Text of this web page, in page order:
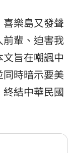
樂島又發聲
輩、迫害我
旨在嘲諷中
時暗示要美
結中華民國